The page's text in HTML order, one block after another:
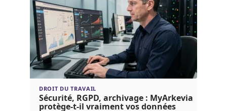
DROIT DU TRAVAIL
Sécurité, RGPD, archivage : MyArkevia
protège-t-il vraiment vos données